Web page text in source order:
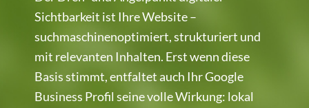
Sichtbarkeit ist Ihre Website –
suchmaschinenoptimiert, strukturiert und
mit relevanten Inhalten. Erst wenn diese
Basis stimmt, entfaltet auch Ihr Google
Business Profil seine volle Wirkung: lokal